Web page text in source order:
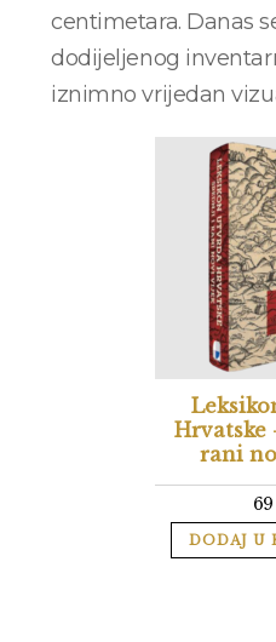
centimetara. Danas
dodijeljenog
iznimno vrijedan
Hrvatske
rani
69
DODAJ U